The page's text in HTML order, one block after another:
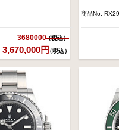
2位を争う人気タイムピースとなっ
3680000
3,670,000円（税込）
商品No.